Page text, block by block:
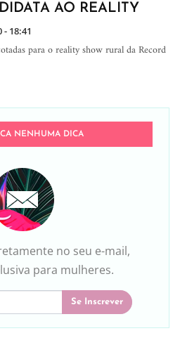
AO REALITY
- 18:41
para o reality show rural da Record
NENHUMA DICA
no seu e-mail,
para mulheres.
Se Inscrever